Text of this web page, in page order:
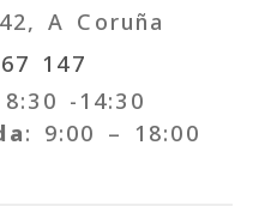
A Coruña
147
-14:30
: 9:00 – 18:00